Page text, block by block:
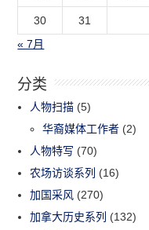
30
31
« 7月
分类
人物扫描 (5)
华裔媒体工作者 (2)
人物特写 (70)
农场访谈系列 (16)
加国采风 (270)
加拿大历史系列 (132)